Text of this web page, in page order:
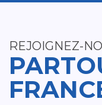
REJOIGNEZ-